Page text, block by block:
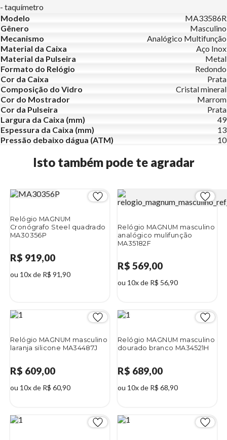
- taquímetro
Modelo
MA33586R
Gênero
Masculino
Mecanismo
Analógico Multifunção
Material da Caixa
Aço Inox
Material da Pulseira
Metal
Formato do Relógio
Redondo
Cor da Caixa
Prata
Composição do Vidro
Cristal mineral
Cor do Mostrador
Marrom
Cor da Pulseira
Prata
Largura da Caixa (mm)
49
Espessura da Caixa (mm)
13
Pressão debaixo dágua (ATM)
10
Isto também pode te agradar
Relógio MAGNUM
Cronógrafo Steel quadrado
MA30356P
R$ 919,00
ou 10x de R$ 91,90
Relógio MAGNUM masculino
analógico mulifunção
MA35182F
R$ 569,00
ou 10x de R$ 56,90
Relógio MAGNUM masculino
laranja silicone MA34487J
R$ 609,00
ou 10x de R$ 60,90
Relógio MAGNUM masculino
dourado branco MA34521H
R$ 689,00
ou 10x de R$ 68,90